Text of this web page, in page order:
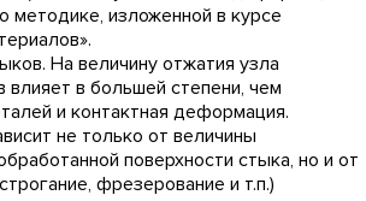
методике, изложенной в курсе
На величину отжатия узла
в большей степени, чем
и контактная деформация.
не только от величины
поверхности стыка, но и от
фрезерование и т.п.)